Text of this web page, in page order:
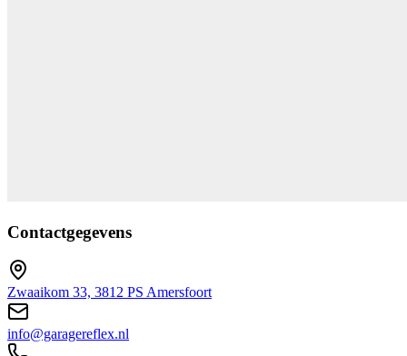
Contactgegevens
Zwaaikom 33, 3812 PS Amersfoort
info@garagereflex.nl